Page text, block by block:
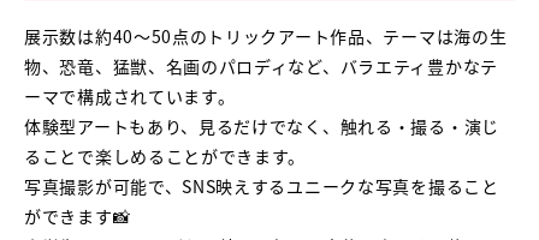
展示数は約40〜50点のトリックアート作品、テーマは海の生
物、恐竜、猛獣、名画のパロディなど、バラエティ豊かなテ
ーマで構成されています。
体験型アートもあり、見るだけでなく、触れる・撮る・演じ
ることで楽しめることができます。
写真撮影が可能で、SNS映えするユニークな写真を撮ること
ができます📸